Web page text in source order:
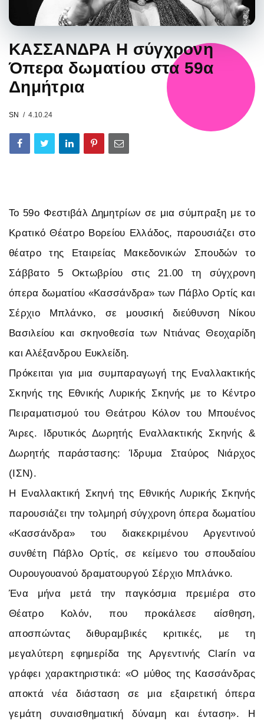
ΚΑΣΣΑΝΔΡΑ Η σύγχρονη
Όπερα δωματίου στα 59α
Δημήτρια
SN 4.10.24
Το 59ο Φεστιβάλ Δημητρίων σε μια σύμπραξη με το
Κρατικό Θέατρο Βορείου Ελλάδος, παρουσιάζει στο
θέατρο της Εταιρείας Μακεδονικών Σπουδών το
Σάββατο 5 Οκτωβρίου στις 21.00 τη σύγχρονη
όπερα δωματίου «Κασσάνδρα» των Πάβλο Ορτίς και
Σέρχιο Μπλάνκο, σε μουσική διεύθυνση Νίκου
Βασιλείου και σκηνοθεσία των Ντιάνας Θεοχαρίδη
και Αλέξανδρου Ευκλείδη.
Πρόκειται για μια συμπαραγωγή της Εναλλακτικής
Σκηνής της Εθνικής Λυρικής Σκηνής με το Κέντρο
Πειραματισμού του Θεάτρου Κόλον του Μπουένος
Άιρες. Ιδρυτικός Δωρητής Εναλλακτικής Σκηνής &
Δωρητής παράστασης: Ίδρυμα Σταύρος Νιάρχος
(ΙΣΝ).
Η Εναλλακτική Σκηνή της Εθνικής Λυρικής Σκηνής
παρουσιάζει την τολμηρή σύγχρονη όπερα δωματίου
«Κασσάνδρα» του διακεκριμένου Αργεντινού
συνθέτη Πάβλο Ορτίς, σε κείμενο του σπουδαίου
Ουρουγουανού δραματουργού Σέρχιο Μπλάνκο.
Ένα μήνα μετά την παγκόσμια πρεμιέρα στο
Θέατρο Κολόν, που προκάλεσε αίσθηση,
αποσπώντας διθυραμβικές κριτικές, με τη
μεγαλύτερη εφημερίδα της Αργεντινής Clarín να
γράφει χαρακτηριστικά: «Ο μύθος της Κασσάνδρας
αποκτά νέα διάσταση σε μια εξαιρετική όπερα
γεμάτη συναισθηματική δύναμη και ένταση». Η